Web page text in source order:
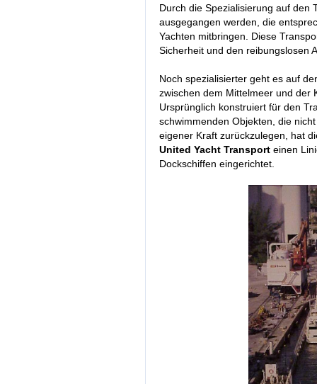
Durch die Spezialisierung auf den
ausgegangen werden, die
Yachten mitbringen. Diese
Sicherheit und den reibungslosen
Noch spezialisierter geht es auf
zwischen dem Mittelmeer und der
Ursprünglich konstruiert für den
schwimmenden Objekten, die
eigener Kraft zurückzulegen, hat
United Yacht Transport einen
Dockschiffen eingerichtet.